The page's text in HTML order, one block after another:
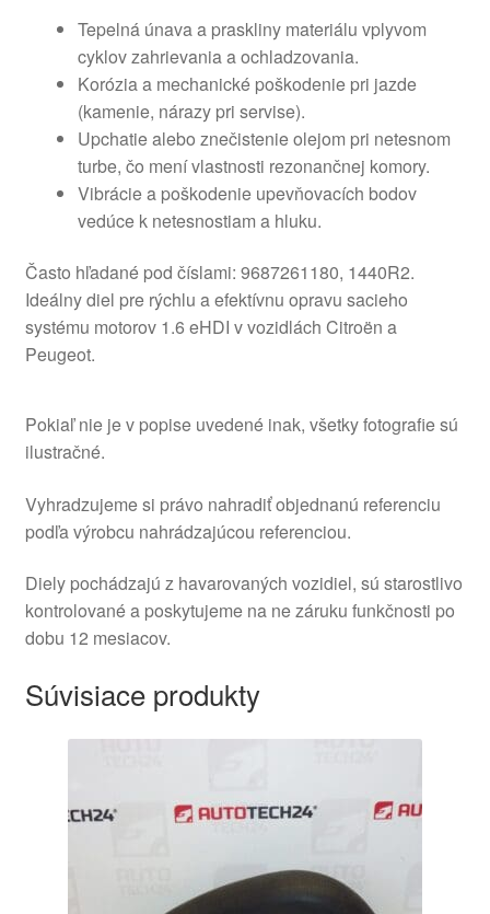
Tepelná únava a praskliny materiálu vplyvom
cyklov zahrievania a ochladzovania.
Korózia a mechanické poškodenie pri jazde
(kamenie, nárazy pri servise).
Upchatie alebo znečistenie olejom pri netesnom
turbe, čo mení vlastnosti rezonančnej komory.
Vibrácie a poškodenie upevňovacích bodov
vedúce k netesnostiam a hluku.
Často hľadané pod číslami: 9687261180, 1440R2.
Ideálny diel pre rýchlu a efektívnu opravu sacieho
systému motorov 1.6 eHDI v vozidlách Citroën a
Peugeot.
Pokiaľ nie je v popise uvedené inak, všetky fotografie sú
ilustračné.
Vyhradzujeme si právo nahradiť objednanú referenciu
podľa výrobcu nahrádzajúcou referenciou.
Diely pochádzajú z havarovaných vozidiel, sú starostlivo
kontrolované a poskytujeme na ne záruku funkčnosti po
dobu 12 mesiacov.
Súvisiace produkty